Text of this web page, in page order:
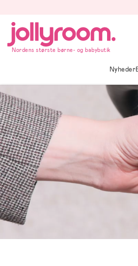
innehållet
Nordens største børne- og babybutik
Nyheder